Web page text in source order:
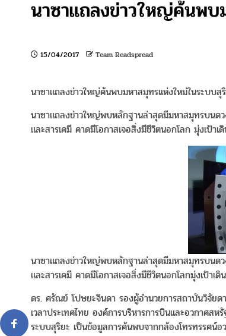
นาซาแถลงข่าวใหญ่ค้นพบ
15/04/2017 Team Readspread
นาซาแถลงข่าวใหญ่ค้นพบมหาสมุทรแห่งใหม่ในระบบสุ
นาซาแถลงข่าวใหญ่พบหลักฐานล่าสุดมีมหาสมุทรบนด
และสารเคมี คาดมีโอกาสเจอสิ่งมีชีวิตนอกโลก มุ่งเป้า
นาซาแถลงข่าวใหญ่พบหลักฐานล่าสุดมีมหาสมุทรบนด
และสารเคมี คาดมีโอกาสเจอสิ่งมีชีวิตนอกโลกมุ่งเป้าเ
ดร. ศรัณย์ โปษยะจินดา รองผู้อำนวยการสถาบันวิจัย
เวลาประเทศไทย องค์การบริหารการบินและอวกาศส
ระบบสุริยะ เป็นข้อมูลการค้นพบจากกล้องโทรทรรศน์